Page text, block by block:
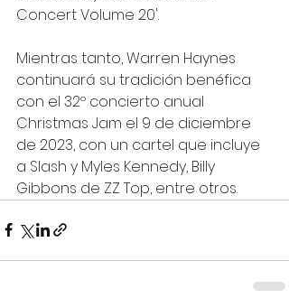
Concert Volume 20'.
Mientras tanto, Warren Haynes
continuará su tradición benéfica
con el 32º concierto anual
Christmas Jam el 9 de diciembre
de 2023, con un cartel que incluye
a Slash y Myles Kennedy, Billy
Gibbons de ZZ Top, entre otros.